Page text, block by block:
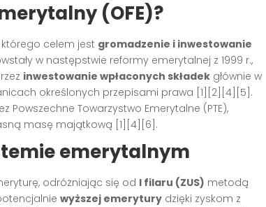
(OFE)?
celem jest gromadzenie i inwestowanie
w następstwie reformy emerytalnej z 1999 r.,
inwestowanie wpłaconych składek głównie w
określonych przepisami prawa [1][2][4][5] .
Towarzystwo Emerytalne (PTE),
masę majątkową [1][4][6] .
emerytalnym
odróżniając się od I filaru (ZUS) metodą
wyższej emerytury dzięki zyskom z